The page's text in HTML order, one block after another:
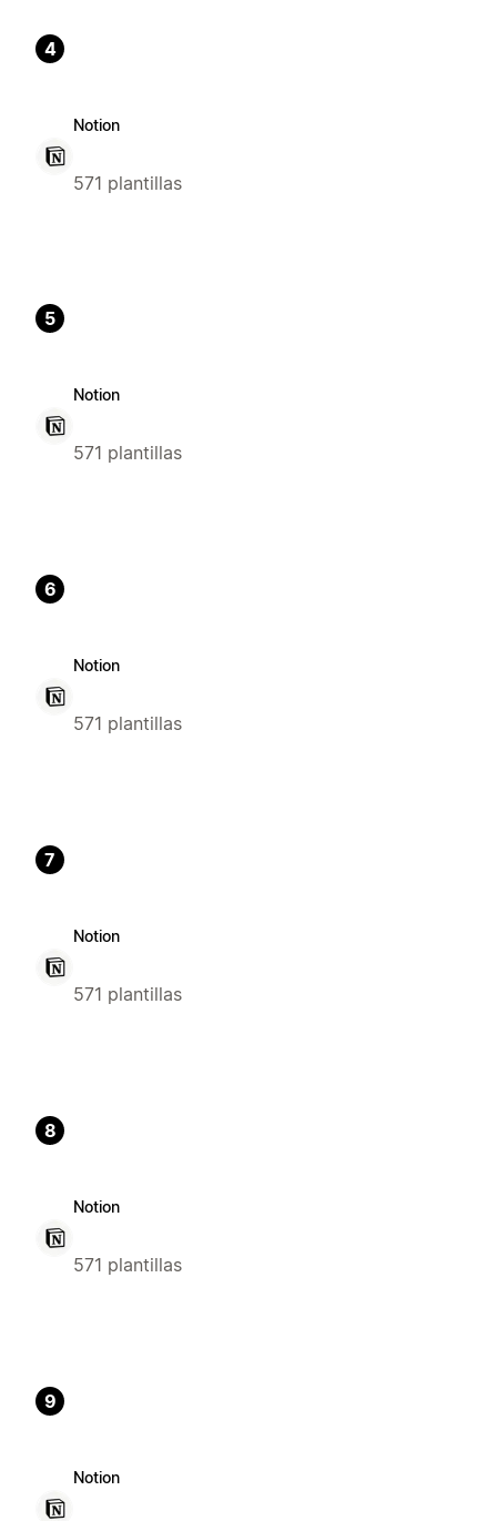
4
Notion
571 plantillas
5
Notion
571 plantillas
6
Notion
571 plantillas
7
Notion
571 plantillas
8
Notion
571 plantillas
9
Notion